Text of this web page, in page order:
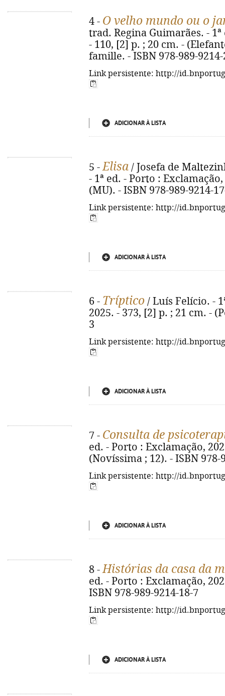
4 - O velho mundo ou o
trad. Regina Guimarães. -
- 110, [2] p. ; 20 cm. -
famille. - ISBN 978-989-9214-
Link persistente: http://
ADICIONAR À LISTA
5 -Elisa / Josefa de
- 1ª ed. - Porto :
(MU). - ISBN 978-989-9214-
Link persistente: http://
ADICIONAR À LISTA
6 - Tríptico / Luís Felício. -
2025. - 373, [2] p. ; 21 cm. -
3
Link persistente: http://
ADICIONAR À LISTA
7 - Consulta de
ed. - Porto : Exclamação,
(Novíssima ; 12). - ISBN 978-
Link persistente: http://
ADICIONAR À LISTA
8 -Histórias da casa da
ed. - Porto : Exclamação,
ISBN 978-989-9214-18-7
Link persistente: http://
ADICIONAR À LISTA